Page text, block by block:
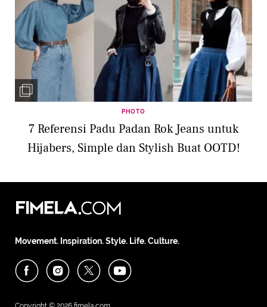
PHOTO
7 Referensi Padu Padan Rok Jeans untuk
Hijabers, Simple dan Stylish Buat OOTD!
Movement. Inspiration. Style. Life. Culture.